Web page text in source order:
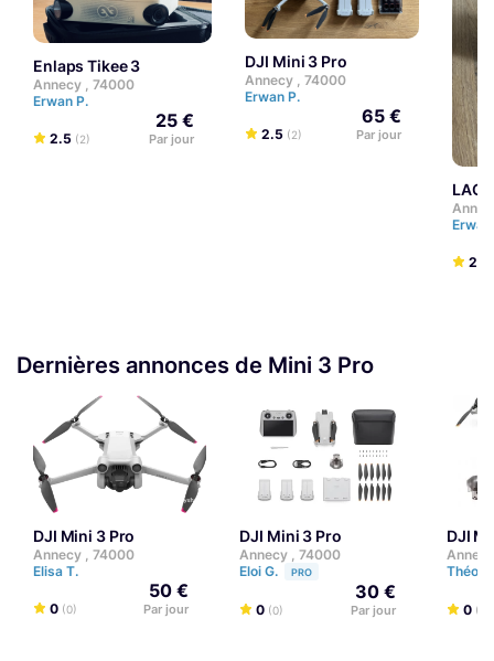
Enlaps Tikee 3
Annecy , 74000
Erwan P.
2.5 (2)
25 €
Par jour
DJI Mini 3 Pro
Annecy , 74000
Erwan P.
2.5 (2)
65 €
Par jour
2.5
Dernières annonces de Mini 3 Pro
DJI Mini 3 Pro
Annecy , 74000
Elisa T.
0 (0)
50 €
Par jour
DJI Mini 3 Pro
Annecy , 74000
Eloi G.
PRO
0 (0)
30 €
Par jour
DJI
Théo
0 (0)